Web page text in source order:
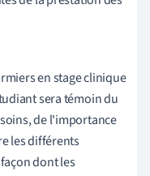
en stage clinique
sera témoin du
de l'importance
les différents
dont les